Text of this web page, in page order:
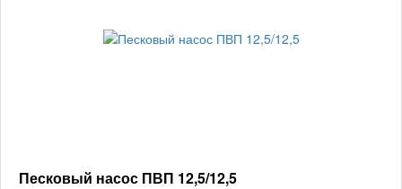
Песковый насос ПВП 12,5/12,5